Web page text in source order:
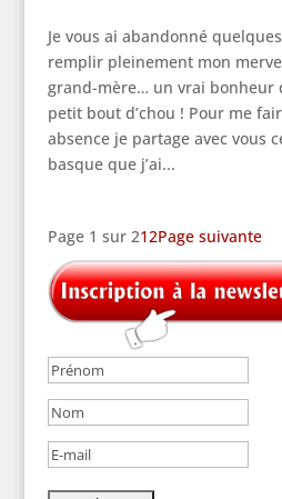
Je vous ai abandonné
remplir pleinement mon
grand-mère… un vrai bonheur
petit bout d’chou ! Pour me
absence je partage avec vous
basque que j’ai...
Page 1 sur 212Page suivante